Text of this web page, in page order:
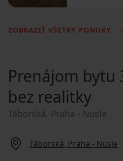
ZOBRAZIŤ VŠETKY PONUKY
Prenájom bytu
bez realitky
Táborská, Praha - Nusle
Táborská, Praha - Nusle